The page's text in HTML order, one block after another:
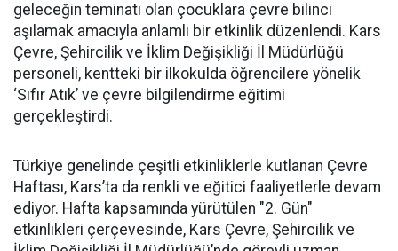
geleceğin teminatı olan çocuklara çevre bilinci
aşılamak amacıyla anlamlı bir etkinlik düzenlendi. Kars
Çevre, Şehircilik ve İklim Değişikliği İl Müdürlüğü
personeli, kentteki bir ilkokulda öğrencilere yönelik
‘Sıfır Atık’ ve çevre bilgilendirme eğitimi
gerçekleştirdi.
Türkiye genelinde çeşitli etkinliklerle kutlanan Çevre
Haftası, Kars’ta da renkli ve eğitici faaliyetlerle devam
ediyor. Hafta kapsamında yürütülen "2. Gün"
etkinlikleri çerçevesinde, Kars Çevre, Şehircilik ve